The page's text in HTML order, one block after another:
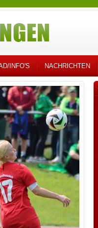
INFO'S NACHRICHTEN